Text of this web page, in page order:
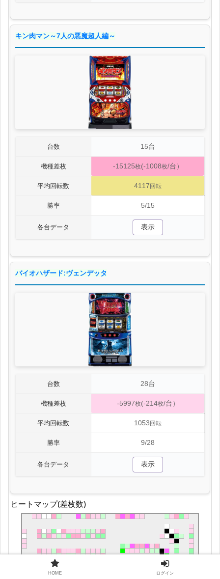
キン肉マン～7人の悪魔超人編～
台数 15台
機種差枚 -15125枚(-1008枚/台）
平均回転数 4117回転
勝率 5/15
各台データ 表示
バイオハザード:ヴェンデッタ
台数 28台
機種差枚 -5997枚(-214枚/台）
平均回転数 1053 回転
勝率 9/28
各台データ 表示
ヒートマップ(差枚数)
HOME ログイン